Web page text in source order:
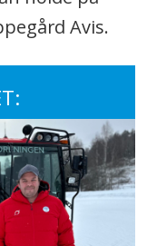
Avis.